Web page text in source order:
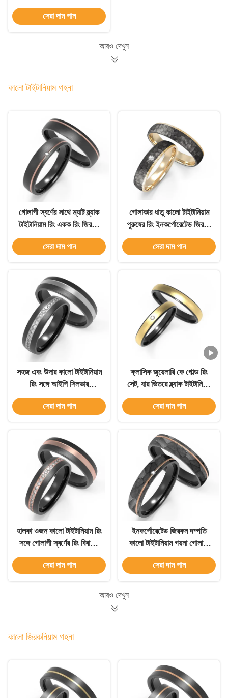
টাইটানিয়াম ইস্পাত কালো রিং
সেরা দাম পান
আরও দেখুন
কালো টাইটানিয়াম গহনা
গোলাপী স্বর্ণের সাথে ম্যাট ব্ল্যাক
টাইটানিয়াম রিং একক রিং জিরকন
দম্পতি রিং সঙ্গে সেট
সেরা দাম পান
গোলাকার ধাতু কালো টাইটানিয়াম
পুরুষের রিং ইনকর্পোরেটেড জিরকন
সঙ্গে কে সোনার অভ্যন্তরীণ
বাইরের রিং
সেরা দাম পান
সহজ এবং উদার কালো টাইটানিয়াম
রিং সঙ্গে আইপি সিলভার
ইনকর্পোরেটেড জিরকন দম্পতি রিং
সেরা দাম পান
ক্লাসিক জুয়েলারি কে গোল্ড রিং
সেট, যার ভিতরে ব্ল্যাক টাইটানিয়াম
সহ জিরকন রয়েছে, এটি একটি
নিখুঁত যুগল রিং বিকল্প, যা
সেরা দাম পান
হালকা ওজন কালো টাইটানিয়াম রিং
সঙ্গে গোলাপী স্বর্ণের রিং বিবাহের
জন্য সেট
সেরা দাম পান
ইনকর্পোরেটেড জিরকন দম্পতি
কালো টাইটানিয়াম গয়না গোলাপী
সোনার পাশ অনুকরণ পাথর প্যাটার্ন
সেরা দাম পান
আরও দেখুন
কালো জিরকনিয়াম গহনা